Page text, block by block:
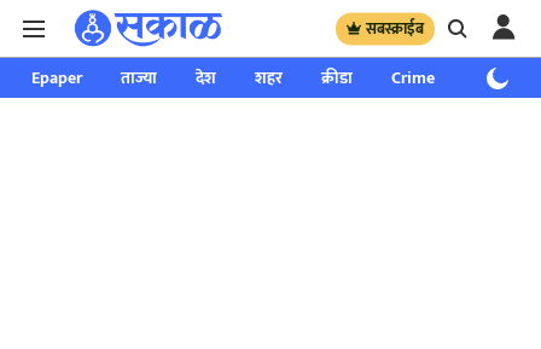
सबस्क्राईब
Epaper ताज्या देश शहर क्रीडा Crime साप्ताहिक